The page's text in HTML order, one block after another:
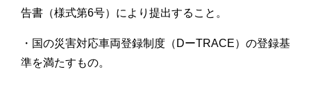
告書（様式第6号）により提出すること。
・国の災害対応車両登録制度（DーTRACE）の登録基
準を満たすもの。